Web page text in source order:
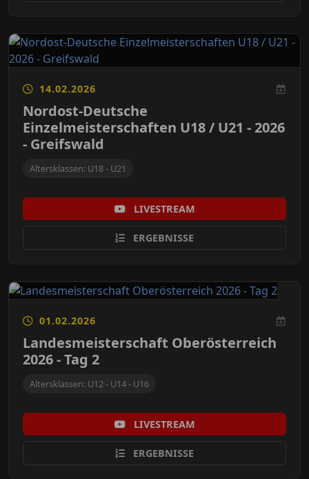
14.02.2026
Nordost-Deutsche
Einzelmeisterschaften U18 / U21 - 2026
- Greifswald
Altersklassen: U18 - U21
LIVESTREAM
ERGEBNISSE
01.02.2026
Landesmeisterschaft Oberösterreich
2026 - Tag 2
Altersklassen: U12 - U14 - U16
LIVESTREAM
ERGEBNISSE